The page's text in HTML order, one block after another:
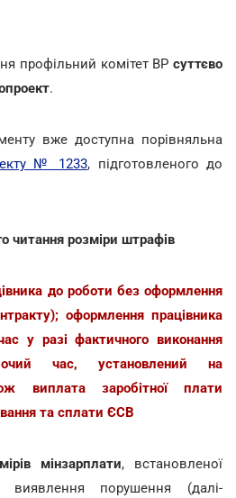
профільний комітет ВР суттєво
.
вже доступна порівняльна
№ 1233, підготовленого до
читання розміри штрафів
до роботи без оформлення
оформлення працівника
у разі фактичного виконання
час, установлений на
виплата заробітної плати
та сплати ЄСВ
мінзарплати, встановленої
порушення (далі-